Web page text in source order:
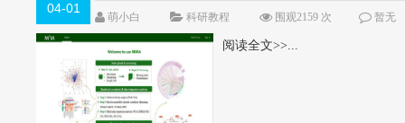
04-01
萌小白 科研教程 围观2159 次 暂无
阅读全文>>...